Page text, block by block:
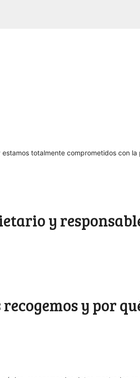
totalmente comprometidos con
y
y por